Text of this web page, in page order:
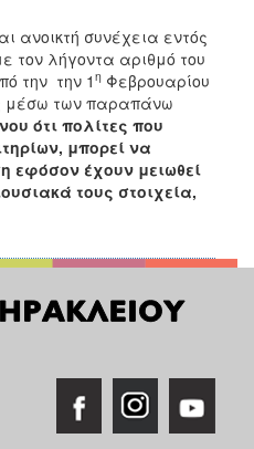
ανοικτή συνέχεια εντός
τον λήγοντα αριθμό του
την την 1 η Φεβρουαρίου
μέσω των παραπάνω
ότι πολίτες που
μπορεί να
εφόσον έχουν μειωθεί
τους στοιχεία,